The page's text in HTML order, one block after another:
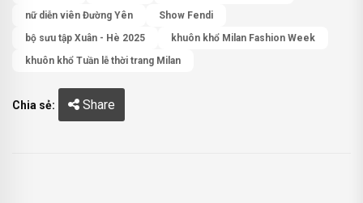
nữ diễn viên Đường Yên
Show Fendi
bộ sưu tập Xuân - Hè 2025
khuôn khổ Milan Fashion Week
khuôn khổ Tuần lễ thời trang Milan
Chia sẻ: Share